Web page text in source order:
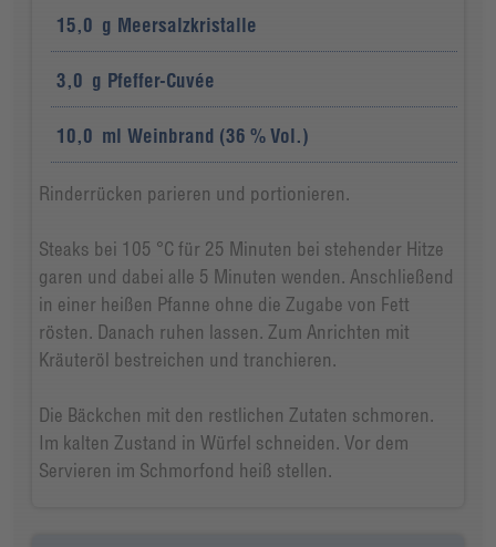
15,0 g Meersalzkristalle
3,0 g Pfeffer-Cuvée
10,0 ml Weinbrand (36 % Vol.)
Rinderrücken parieren und portionieren.
Steaks bei 105 °C für 25 Minuten bei stehender Hitze
garen und dabei alle 5 Minuten wenden. Anschließend
in einer heißen Pfanne ohne die Zugabe von Fett
rösten. Danach ruhen lassen. Zum Anrichten mit
Kräuteröl bestreichen und tranchieren.
Die Bäckchen mit den restlichen Zutaten schmoren.
Im kalten Zustand in Würfel schneiden. Vor dem
Servieren im Schmorfond heiß stellen.